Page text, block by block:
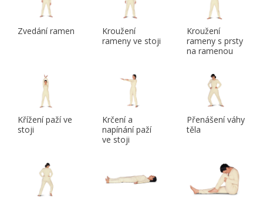
Zvedání ramen
Kroužení
rameny ve stoji
Kroužení
rameny s prsty
na ramenou
Křížení paží ve
stoji
Krčení a
napínání paží
ve stoji
Přenášení váhy
těla